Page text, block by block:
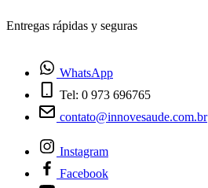
Entregas rápidas y seguras
WhatsApp
Tel: 0 973 696765
contato@innovesaude.com.br
Instagram
Facebook